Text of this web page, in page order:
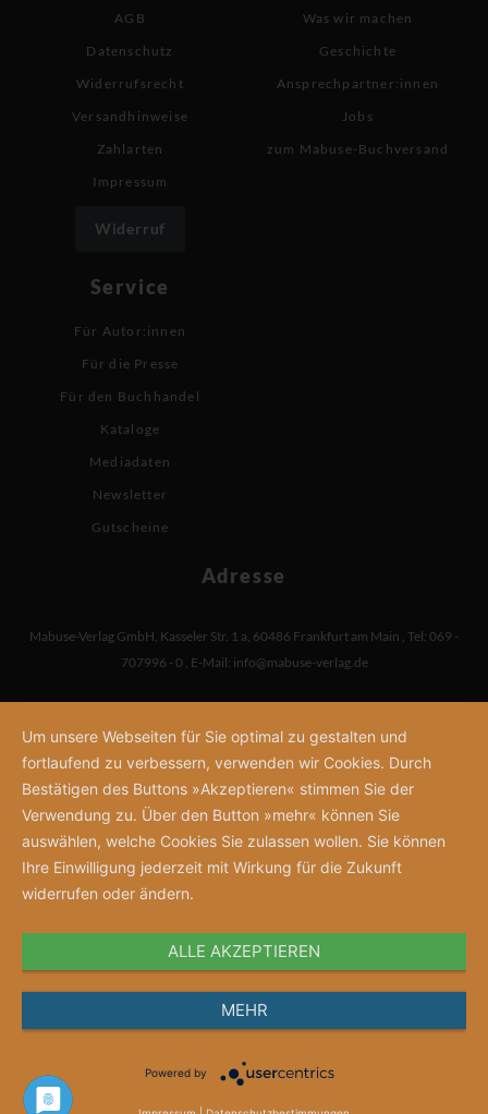
AGB
Datenschutz
Widerrufsrecht
Versandhinweise
Zahlarten
Impressum
Widerruf
Was wir machen
Geschichte
Ansprechpartner:innen
Jobs
zum Mabuse-Buchversand
Service
Für Autor:innen
Für die Presse
Für den Buchhandel
Kataloge
Mediadaten
Newsletter
Gutscheine
Adresse
Mabuse-Verlag GmbH, Kasseler Str. 1 a, 60486 Frankfurt am Main , Tel: 069 -
707996 - 0 , E-Mail: info@mabuse-verlag.de
Um unsere Webseiten für Sie optimal zu gestalten und
fortlaufend zu verbessern, verwenden wir Cookies. Durch
Bestätigen des Buttons »Akzeptieren« stimmen Sie der
Verwendung zu. Über den Button »mehr« können Sie
auswählen, welche Cookies Sie zulassen wollen. Sie können
Ihre Einwilligung jederzeit mit Wirkung für die Zukunft
widerrufen oder ändern.
ALLE AKZEPTIEREN
MEHR
Powered by